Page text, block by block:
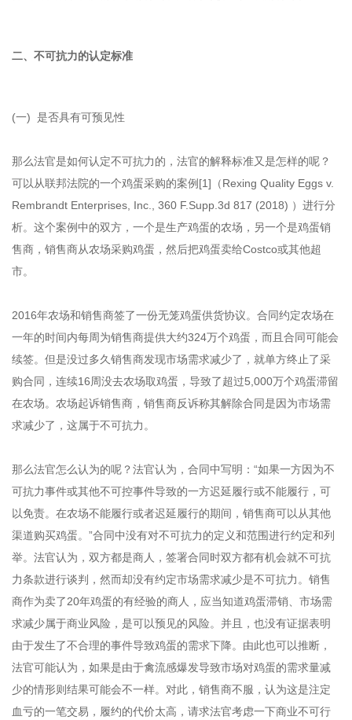
二、不可抗力的认定标准
(一) 是否具有可预见性
那么法官是如何认定不可抗力的，法官的解释标准又是怎样的呢？
可以从联邦法院的一个鸡蛋采购的案例[1]（Rexing Quality Eggs v.
Rembrandt Enterprises, Inc., 360 F.Supp.3d 817 (2018) ）进行分
析。这个案例中的双方，一个是生产鸡蛋的农场，另一个是鸡蛋销
售商，销售商从农场采购鸡蛋，然后把鸡蛋卖给Costco或其他超
市。
2016年农场和销售商签了一份无笼鸡蛋供货协议。合同约定农场在
一年的时间内每周为销售商提供大约324万个鸡蛋，而且合同可能会
续签。但是没过多久销售商发现市场需求减少了，就单方终止了采
购合同，连续16周没去农场取鸡蛋，导致了超过5,000万个鸡蛋滞留
在农场。农场起诉销售商，销售商反诉称其解除合同是因为市场需
求减少了，这属于不可抗力。
那么法官怎么认为的呢？法官认为，合同中写明：“如果一方因为不
可抗力事件或其他不可控事件导致的一方迟延履行或不能履行，可
以免责。在农场不能履行或者迟延履行的期间，销售商可以从其他
渠道购买鸡蛋。”合同中没有对不可抗力的定义和范围进行约定和列
举。法官认为，双方都是商人，签署合同时双方都有机会就不可抗
力条款进行谈判，然而却没有约定市场需求减少是不可抗力。销售
商作为卖了20年鸡蛋的有经验的商人，应当知道鸡蛋滞销、市场需
求减少属于商业风险，是可以预见的风险。并且，也没有证据表明
由于发生了不合理的事件导致鸡蛋的需求下降。由此也可以推断，
法官可能认为，如果是由于禽流感爆发导致市场对鸡蛋的需求量减
少的情形则结果可能会不一样。对此，销售商不服，认为这是注定
血亏的一笔交易，履约的代价太高，请求法官考虑一下商业不可行